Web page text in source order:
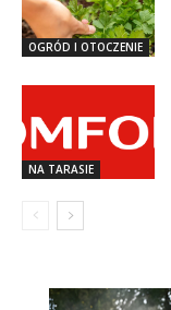
OGRÓD I OTOCZENIE
NA TARASIE